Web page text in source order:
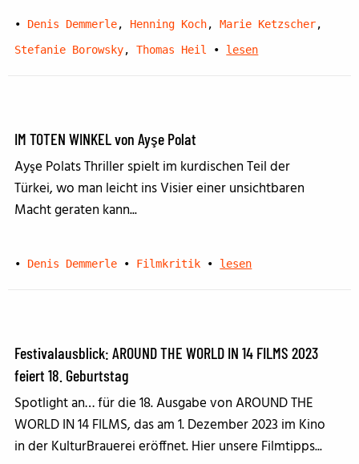
• Denis Demmerle, Henning Koch,Marie Ketzscher,
Stefanie Borowsky,Thomas Heil • lesen
IM TOTEN WINKEL von Ayşe Polat
Ayşe Polats Thriller spielt im kurdischen Teil der
Türkei, wo man leicht ins Visier einer unsichtbaren
Macht geraten kann...
• Denis Demmerle • Filmkritik • lesen
Festivalausblick: AROUND THE WORLD IN 14 FILMS 2023
feiert 18. Geburtstag
Spotlight an… für die 18. Ausgabe von AROUND THE
WORLD IN 14 FILMS, das am 1. Dezember 2023 im Kino
in der KulturBrauerei eröffnet. Hier unsere Filmtipps...